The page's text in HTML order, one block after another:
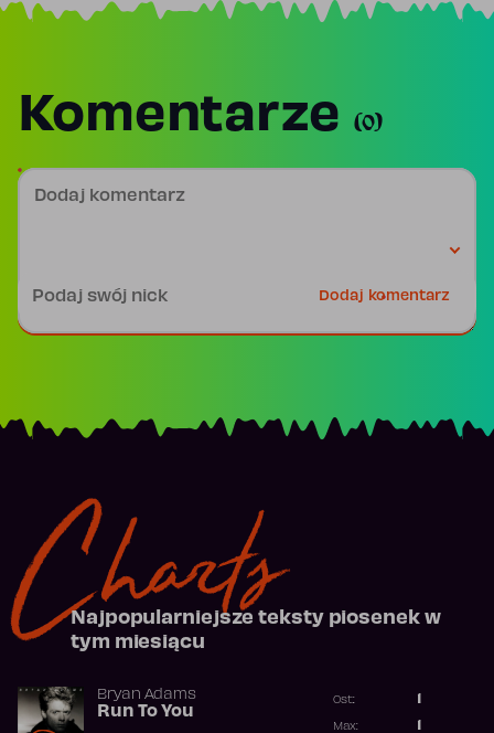
Komentarze (0)
Dodaj komentarz
Dodaj komentarz
Charts
Najpopularniejsze teksty piosenek w
tym miesiącu
Bryan Adams
Run To You
Ost.:
Max: